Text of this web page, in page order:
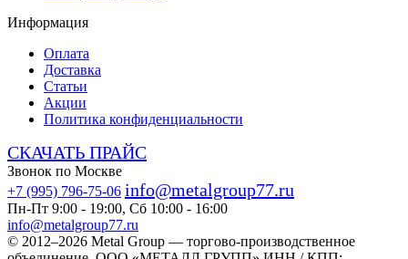
Информация
Оплата
Доставка
Статьи
Акции
Политика конфиденциальности
СКАЧАТЬ ПРАЙС
Звонок по Москве
+7 (995) 796-75-06 info@metalgroup77.ru
Пн-Пт 9:00 - 19:00, Сб 10:00 - 16:00
info@metalgroup77.ru
© 2012–2026 Metal Group — торгово-производственное